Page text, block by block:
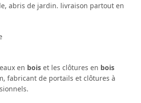
abris de jardin. livraison partout en
en bois et les clôtures en bois
fabricant de portails et clôtures à